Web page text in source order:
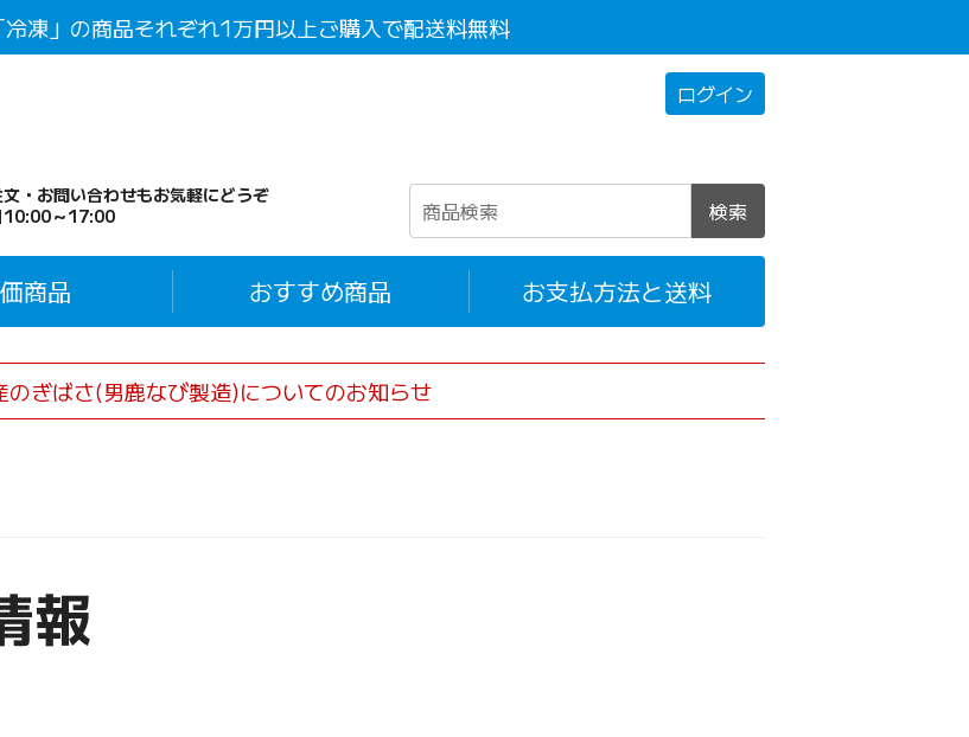
冷凍」の商品それぞれ1万円以上ご購入で配送料無料
ログイン
・お問い合わせもお気軽にどうぞ
10:00～17:00
検索
商品 おすすめ商品 お支払方法と送料
ぎばさ(男鹿なび製造)についてのお知らせ
報